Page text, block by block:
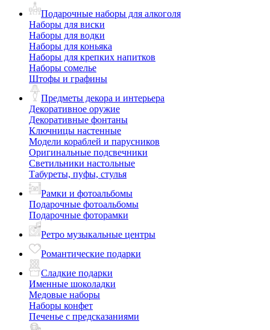
Подарочные наборы для алкоголя
Наборы для виски
Наборы для водки
Наборы для коньяка
Наборы для крепких напитков
Наборы сомелье
Штофы и графины
Предметы декора и интерьера
Декоративное оружие
Декоративные фонтаны
Ключницы настенные
Модели кораблей и парусников
Оригинальные подсвечники
Светильники настольные
Табуреты, пуфы, стулья
Рамки и фотоальбомы
Подарочные фотоальбомы
Подарочные фоторамки
Ретро музыкальные центры
Романтические подарки
Сладкие подарки
Именные шоколадки
Медовые наборы
Наборы конфет
Печенье с предсказаниями